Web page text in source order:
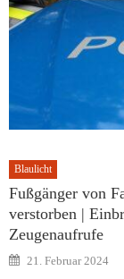
Blaulicht
Fußgänger von
verstorben |
Zeugenaufrufe
Posted
on
21. Februar 2024